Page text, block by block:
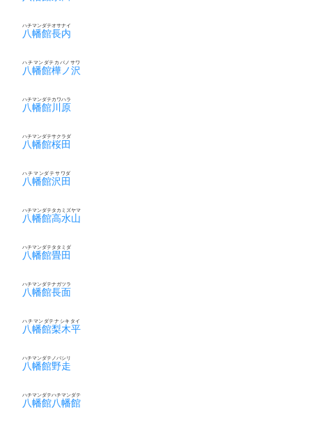
八幡館長内
ハチマンダテオサナイ
八幡館樺ノ沢
ハチマンダテカバノサワ
八幡館川原
ハチマンダテカワハラ
八幡館桜田
ハチマンダテサクラダ
八幡館沢田
ハチマンダテサワダ
八幡館高水山
ハチマンダテタカミズヤマ
八幡館畳田
ハチマンダテタタミダ
八幡館長面
ハチマンダテナガツラ
八幡館梨木平
ハチマンダテナシキタイ
八幡館野走
ハチマンダテノバシリ
八幡館八幡館
ハチマンダテハチマンダテ